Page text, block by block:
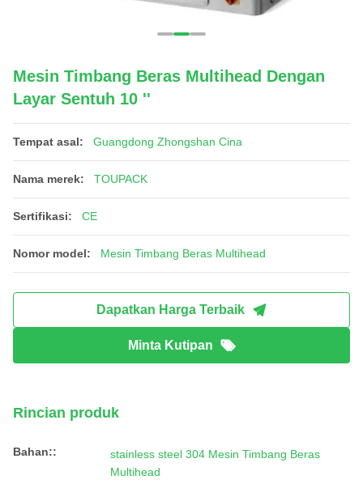
Mesin Timbang Beras Multihead Dengan
Layar Sentuh 10 ''
Tempat asal: Guangdong Zhongshan Cina
Nama merek: TOUPACK
Sertifikasi: CE
Nomor model: Mesin Timbang Beras Multihead
Dapatkan Harga Terbaik
Minta Kutipan
Rincian produk
Bahan::
stainless steel 304 Mesin Timbang Beras
Multihead